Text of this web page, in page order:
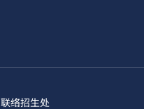
联络招生处